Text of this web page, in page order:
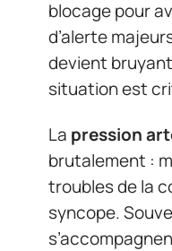
blocage pour
d’alerte
devient
situation est
La pression
brutalement :
troubles de la
syncope.